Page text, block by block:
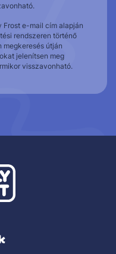
Frost e-mail cím alapján
rendszeren történő
útján
jelenítsen meg
visszavonható.